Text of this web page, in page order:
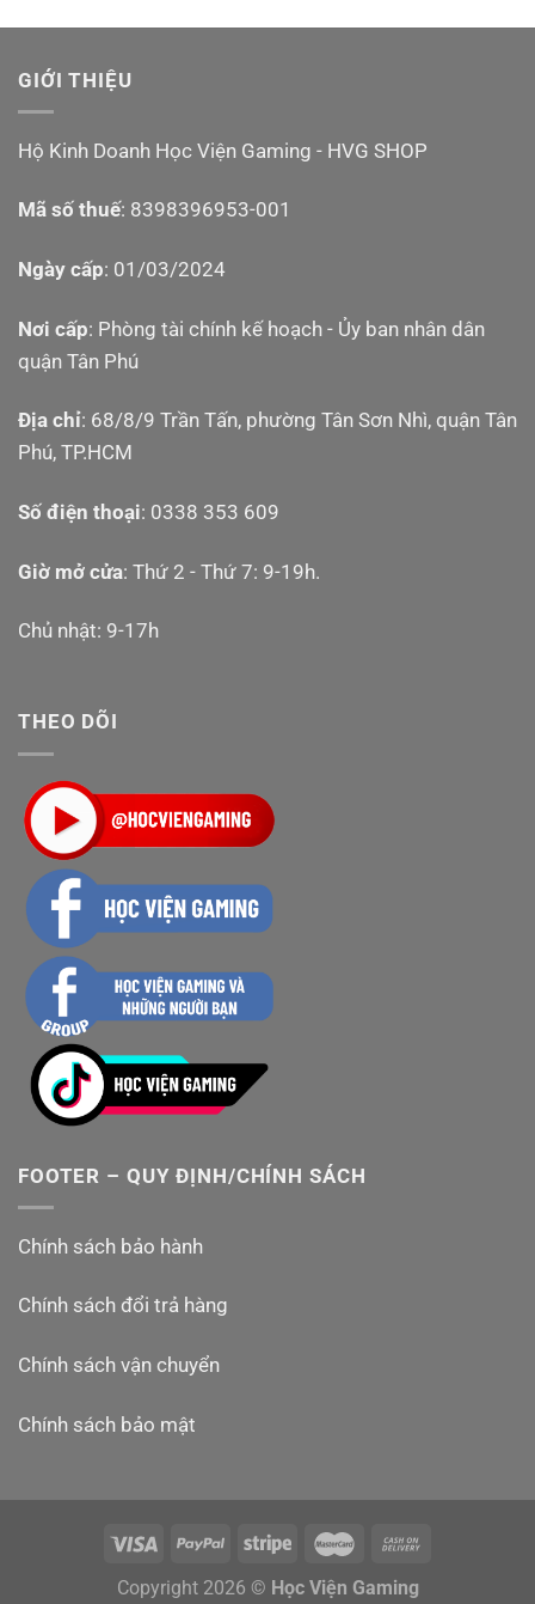
về phần cứng so với phiên bản trước. Chúng ta sẽ có
màn hìnhkích thước 7.9 inch độ phân giải 1080p hỗ
đa120Hzvới công nghệ Variable Refresh Rate (VRR).
Tuy tấm nền vẫn sử dụng LCD thôi nhưng trên đây là
những thông số rất khủng cho một chiếc máy chơi
game cầm tay, thậm chí hoàn toàn có thể cạnh tranh với
các dòng PC Handheld top đầu như ROG Ally, Legion
Go. Nintendo lần này thực sự chơi lớn với Switch 2 và
trải nghiệm nhìn sẽ hoàn toàn đáp ứng sự mong mỏi
của anh em game thủ rồi.
Bộ vi xử lý cũng ấn tượng không kém khi sử dụng
GIỚI THIỆU
Hộ Kinh Doanh Học Viện Gaming - HVG SHOP
Mã số thuế: 8398396953-001
Ngày cấp: 01/03/2024
Nơi cấp: Phòng tài chính kế hoạch - Ủy ban nhân dân
quận Tân Phú
Địa chỉ: 68/8/9 Trần Tấn, phường Tân Sơn Nhì, quận Tân
Phú, TP.HCM
Số điện thoại: 0338 353 609
Giờ mở cửa: Thứ 2 - Thứ 7: 9-19h.
Chủ nhật: 9-17h
THEO DÕI
FOOTER – QUY ĐỊNH/CHÍNH SÁCH
Chính sách bảo hành
Chính sách đổi trả hàng
Chính sách vận chuyển
Chính sách bảo mật
Copyright 2026 © Học Viện Gaming